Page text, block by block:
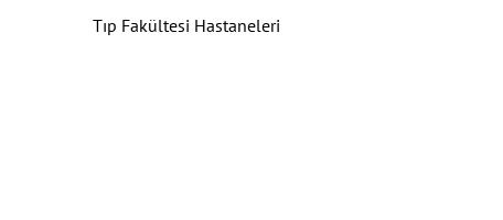
Tıp Fakültesi Hastaneleri